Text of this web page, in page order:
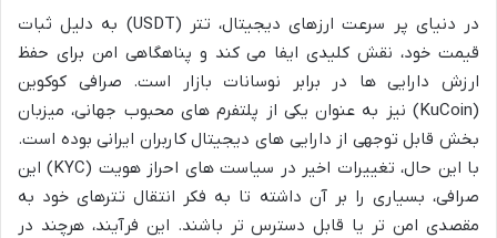
در دنیای پر سرعت ارزهای دیجیتال، تتر (USDT) به دلیل ثبات
قیمت خود، نقش کلیدی ایفا می کند و پناهگاهی امن برای حفظ
ارزش دارایی ها در برابر نوسانات بازار است. صرافی کوکوین
(KuCoin) نیز به عنوان یکی از پلتفرم های محبوب جهانی، میزبان
بخش قابل توجهی از دارایی های دیجیتال کاربران ایرانی بوده است.
با این حال، تغییرات اخیر در سیاست های احراز هویت (KYC) این
صرافی، بسیاری را بر آن داشته تا به فکر انتقال تترهای خود به
مقصدی امن تر یا قابل دسترس تر باشند. این فرآیند، هرچند در